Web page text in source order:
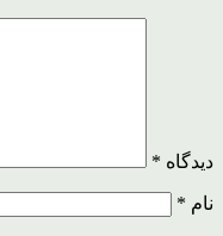
دیدگاه *
نام *